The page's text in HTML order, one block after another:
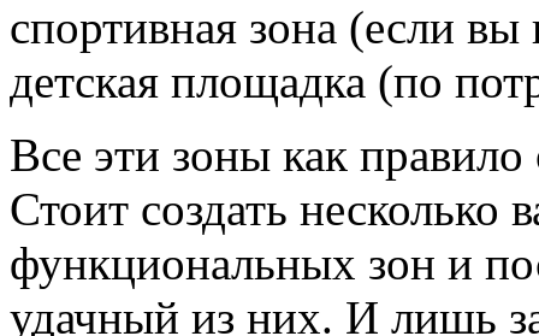
спортивная зона (если
детская площадка (по
Все эти зоны как
Стоит создать несколько
функциональных зон и
удачный из них. И лишь